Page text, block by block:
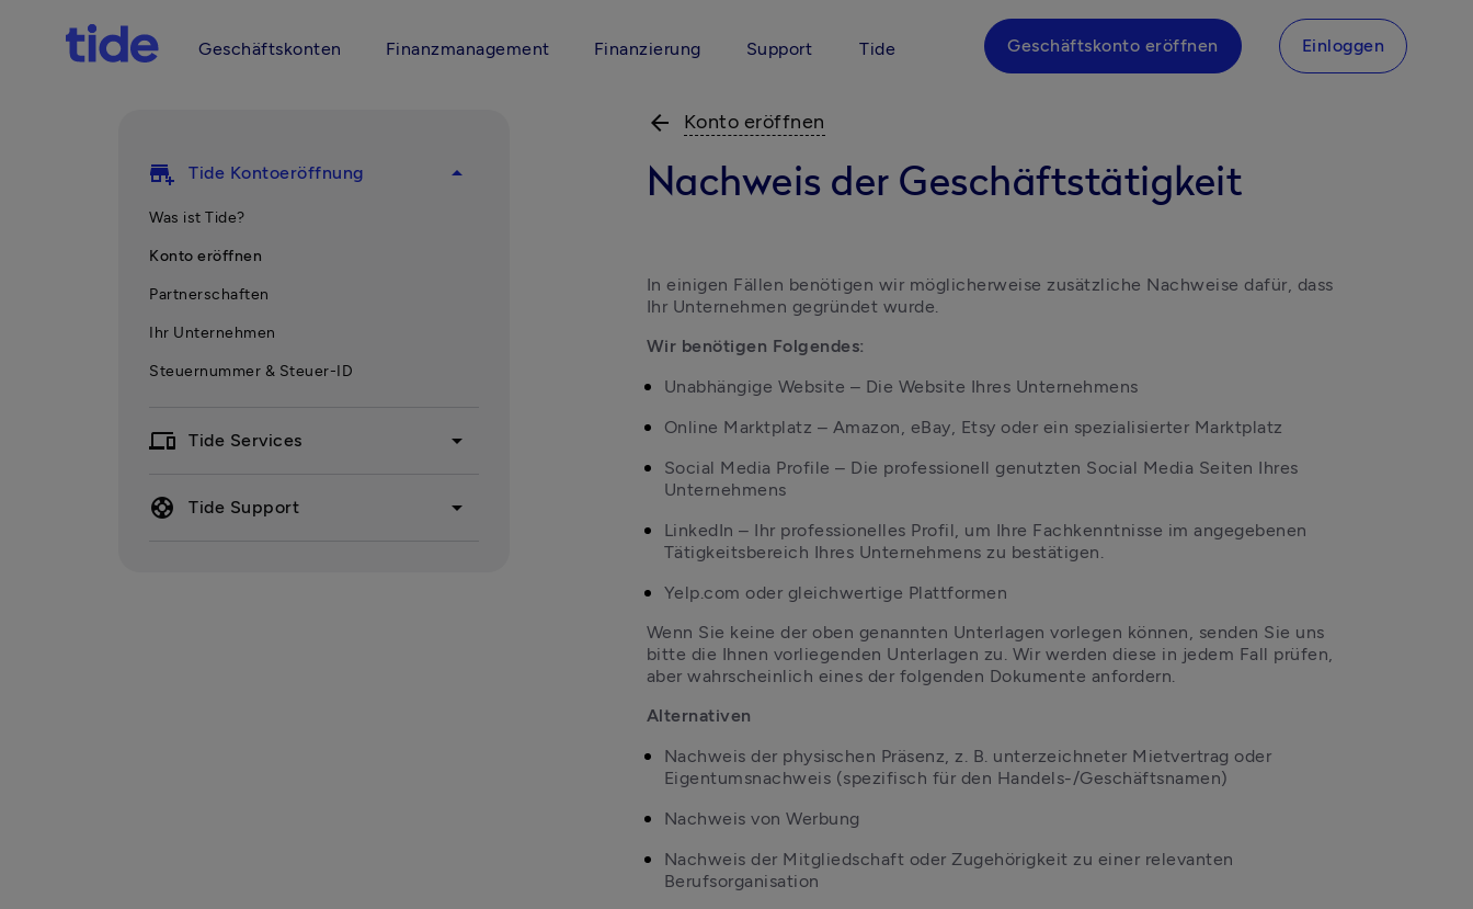
Geschäftskonten Finanzmanagement Finanzierung Support Tide Geschäftskonto eröffnen Einloggen
add_business Tide Kontoeröffnung arrow_drop_up
Was ist Tide?
Konto eröffnen
Partnerschaften
Ihr Unternehmen
Steuernummer & Steuer-ID
devices Tide Services arrow_drop_down
support Tide Support arrow_drop_down
arrow_back Konto eröffnen
Nachweis der Geschäftstätigkeit
In einigen Fällen benötigen wir möglicherweise zusätzliche Nachweise dafür, dass
Ihr Unternehmen gegründet wurde.
Wir benötigen Folgendes:
Unabhängige Website – Die Website Ihres Unternehmens
Online Marktplatz – Amazon, eBay, Etsy oder ein spezialisierter Marktplatz
Social Media Profile – Die professionell genutzten Social Media Seiten Ihres
Unternehmens
LinkedIn – Ihr professionelles Profil, um Ihre Fachkenntnisse im angegebenen
Tätigkeitsbereich Ihres Unternehmens zu bestätigen.
Yelp.com oder gleichwertige Plattformen
Wenn Sie keine der oben genannten Unterlagen vorlegen können, senden Sie uns
bitte die Ihnen vorliegenden Unterlagen zu. Wir werden diese in jedem Fall prüfen,
aber wahrscheinlich eines der folgenden Dokumente anfordern.
Alternativen
Nachweis der physischen Präsenz, z. B. unterzeichneter Mietvertrag oder
Eigentumsnachweis (spezifisch für den Handels-/Geschäftsnamen)
Nachweis von Werbung
Nachweis der Mitgliedschaft oder Zugehörigkeit zu einer relevanten
Berufsorganisation